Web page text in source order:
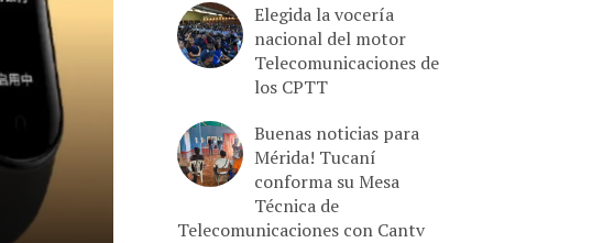
Elegida la vocería
nacional del motor
Telecomunicaciones de
los CPTT
Buenas noticias para
Mérida! Tucaní
conforma su Mesa
Técnica de
Telecomunicaciones con Cantv